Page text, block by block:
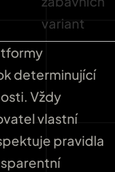
variant
determinující
Vždy
vlastní
pravidla